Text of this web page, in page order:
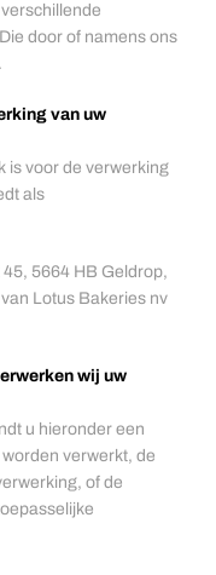
door of namens ons
van uw
is voor de verwerking
als
5664 HB Geldrop,
Lotus Bakeries nv
wij uw
u hieronder een
verwerkt, de
of de